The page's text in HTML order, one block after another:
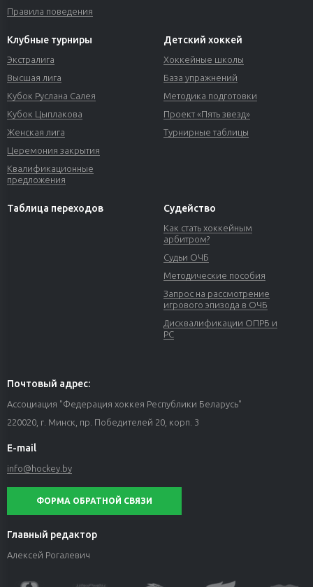
Правила поведения
Клубные турниры
Экстралига
Высшая лига
Кубок Руслана Салея
Кубок Цыплакова
Женская лига
Церемония закрытия
Квалификационные
предложения
Детский хоккей
Хоккейные школы
База упражнений
Методика подготовки
Проект «Пять звезд»
Турнирные таблицы
Таблица переходов Судейство
Как стать хоккейным
арбитром?
Судьи ОЧБ
Методические пособия
Запрос на рассмотрение
игрового эпизода в ОЧБ
Дисквалификации ОПРБ и
РС
Почтовый адрес:
Ассоциация "Федерация хоккея Республики Беларусь"
220020, г. Минск, пр. Победителей 20, корп. 3
E-mail
info@hockey.by
ФОРМА ОБРАТНОЙ СВЯЗИ
Главный редактор
Алексей Рогалевич